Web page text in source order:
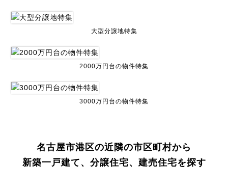
大型分譲地特集
2000万円台の物件特集
3000万円台の物件特集
名古屋市港区の近隣の市区町村から
新築一戸建て、分譲住宅、建売住宅を探す